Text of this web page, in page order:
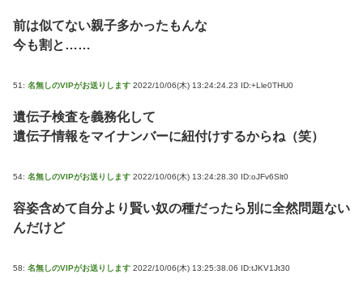
前は似てない親子多かったもんな
今も割と……
51: 名無しのVIPがお送りします 2022/10/06(木) 13:24:24.23 ID:+Lle0THU0
遺伝子検査を義務化して
遺伝子情報をマイナンバーに紐付けするからね（笑）
54: 名無しのVIPがお送りします 2022/10/06(木) 13:24:28.30 ID:oJFv6Slt0
容姿含めて自分より賢い奴の種だったら別に全然問題ない
んだけど
58: 名無しのVIPがお送りします 2022/10/06(木) 13:25:38.06 ID:tJKV1Jt30